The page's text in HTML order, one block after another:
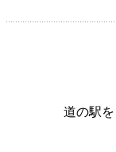
道の駅